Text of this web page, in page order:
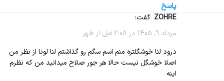
پاسخ
ZOHRE
گفت:
مرداد 9, 1405 در 2:08 قبل از ظهر
درود لنا خوشگلتره منم اسم سگم رو گذاشتم لنا لونا از نظر من
اصلا خوشگل نیست حالا هر جور صلاح میدانید من که نظرم
اینه